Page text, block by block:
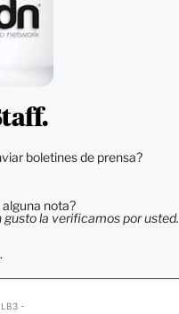
boletines de prensa?
nota?
gusto la verificamos por usted.
-